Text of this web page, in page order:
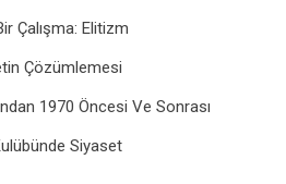
Çalışma: Elitizm
Çözümlemesi
1970 Öncesi Ve Sonrası
Siyaset